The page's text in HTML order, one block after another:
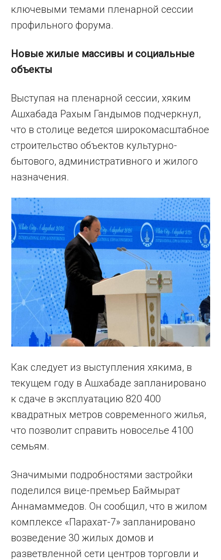
ключевыми темами пленарной сессии
профильного форума.
Новые жилые массивы и социальные
объекты
Выступая на пленарной сессии, хяким
Ашхабада Рахым Гандымов подчеркнул,
что в столице ведется широкомасштабное
строительство объектов культурно-
бытового, административного и жилого
назначения.
Как следует из выступления хякима, в
текущем году в Ашхабаде запланировано
к сдаче в эксплуатацию 820 400
квадратных метров современного жилья,
что позволит справить новоселье 4100
семьям.
Значимыми подробностями застройки
поделился вице-премьер Баймырат
Аннамаммедов. Он сообщил, что в жилом
комплексе «Парахат-7» запланировано
возведение 30 жилых домов и
разветвленной сети центров торговли и